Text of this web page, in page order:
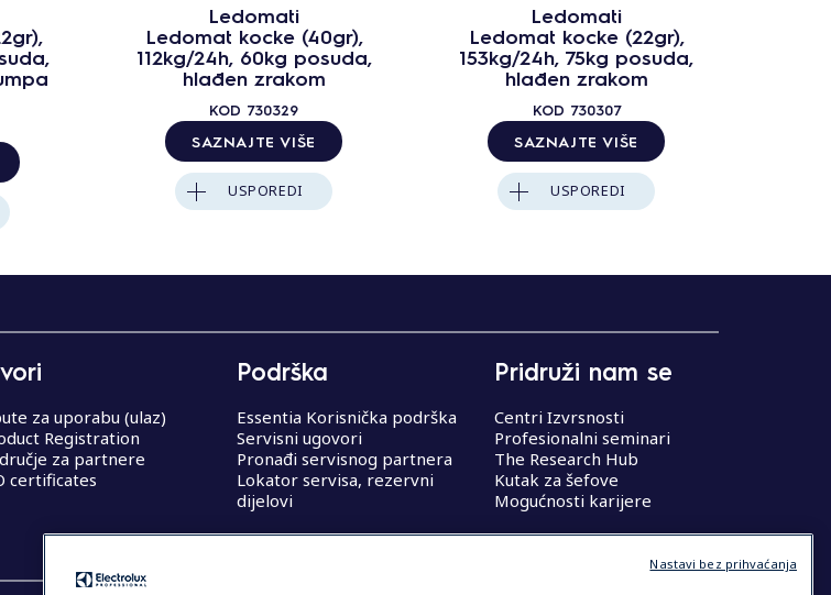
Ledomati
Ledomat kocke (40gr),
112kg/24h, 60kg posuda,
hlađen zrakom
KOD 730329
SAZNAJTE VIŠE
USPOREDI
Ledomati
Ledomat kocke (22gr),
153kg/24h, 75kg posuda,
hlađen zrakom
KOD 730307
SAZNAJTE VIŠE
USPOREDI
za uporabu (ulaz)
Registration
za partnere
certificates
Podrška
Essentia Korisnička podrška
Servisni ugovori
Pronađi servisnog partnera
Lokator servisa, rezervni
dijelovi
Pridruži nam se
Centri Izvrsnosti
Profesionalni seminari
The Research Hub
Kutak za šefove
Mogućnosti karijere
Nastavi bez prihvaćanja